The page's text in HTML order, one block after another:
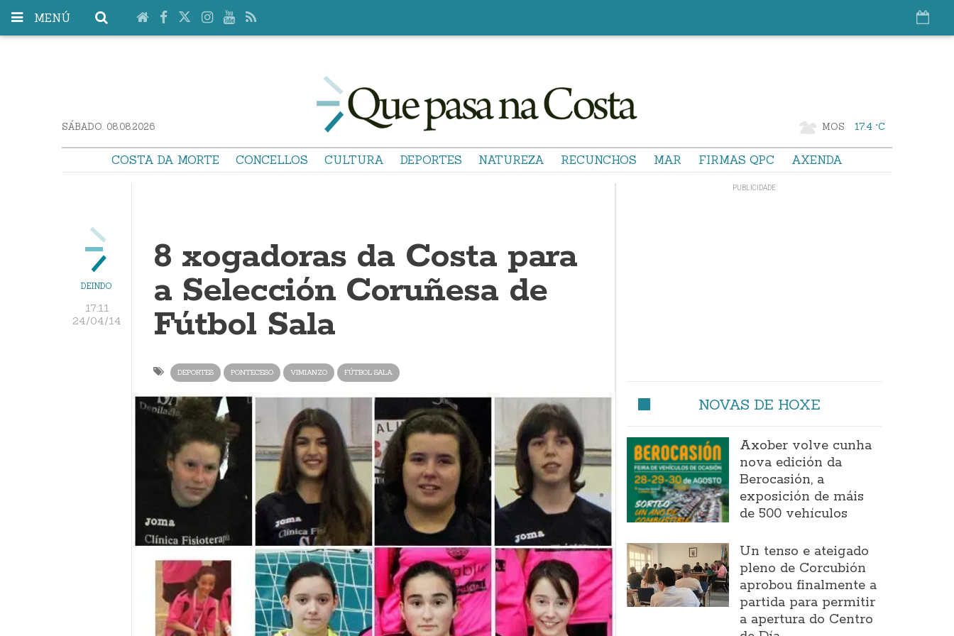
MENÚ
SÁBADO. 08.08.2026 MOS 17.4 °C
COSTA DA MORTE CONCELLOS CULTURA DEPORTES NATUREZA RECUNCHOS MAR FIRMAS QPC AXENDA
DEINDO
17:11
24/04/14
8 xogadoras da Costa para
a Selección Coruñesa de
Fútbol Sala
DEPORTES PONTECESO VIMIANZO FÚTBOL SALA
NOVAS DE HOXE
Axober volve cunha
nova edición da
Berocasión, a
exposición de máis
de 500 vehículos
Un tenso e ateigado
pleno de Corcubión
aprobou finalmente a
partida para permitir
a apertura do Centro